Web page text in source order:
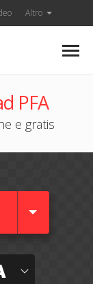
Altro
PFA
e gratis